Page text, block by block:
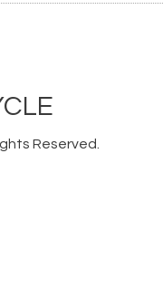
Reserved.